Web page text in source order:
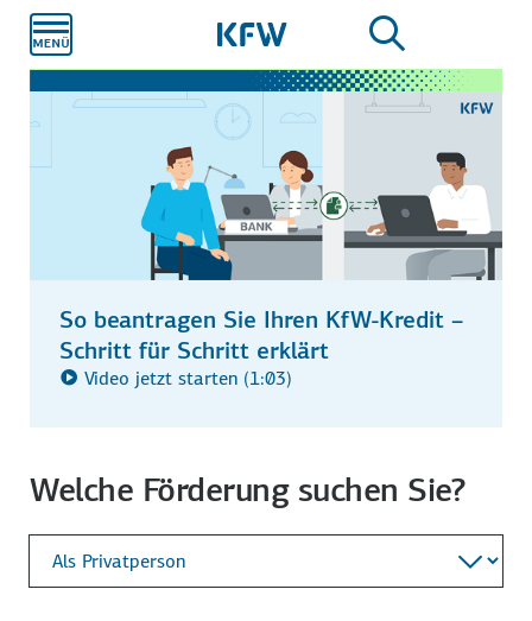
Hauptinhalt
So beantragen Sie Ihren KfW-Kredit –
Schritt für Schritt erklärt
Video jetzt starten (1:03)
Welche Förderung suchen Sie?